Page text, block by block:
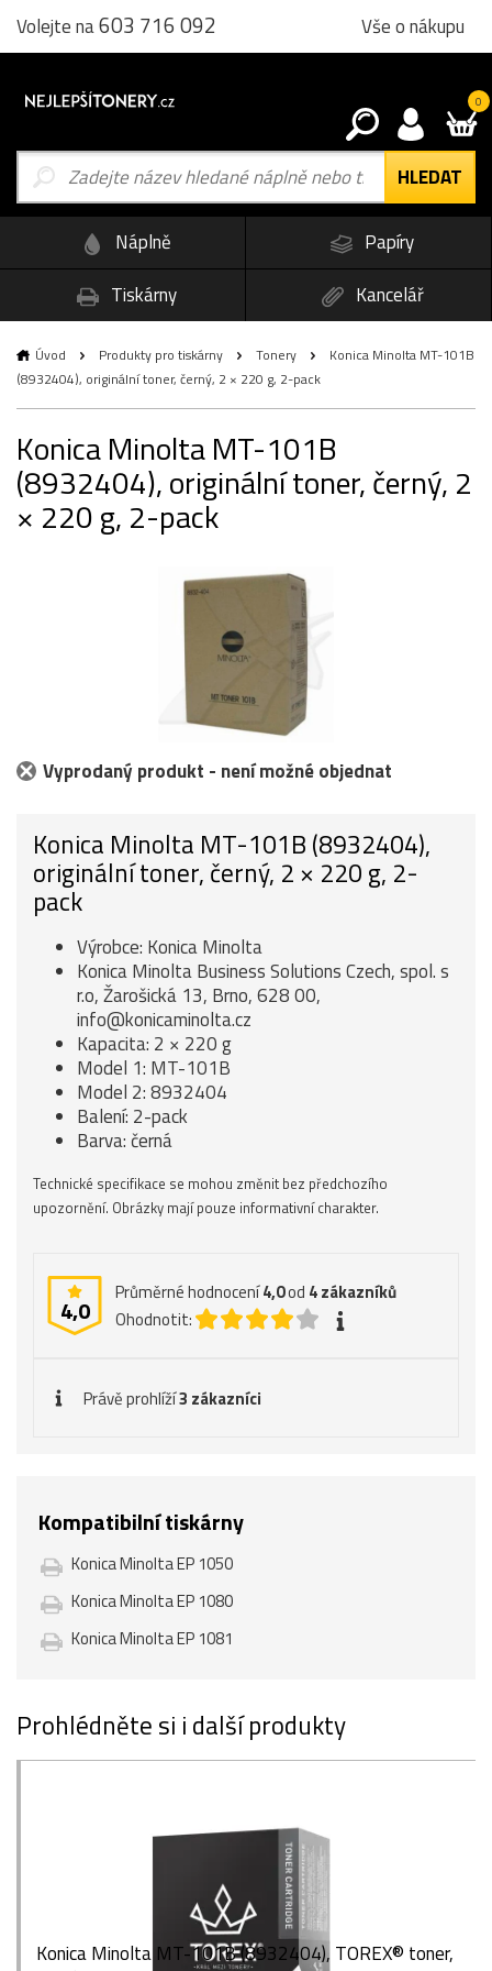
Volejte na603 716 092 Vše o nákupu
0
Náplně
Papíry
Tiskárny
Kancelář
Úvod Produkty pro tiskárny Tonery
Konica Minolta MT-101B
(8932404), originální toner, černý, 2 × 220 g, 2-pack
Konica Minolta MT-101B
(8932404), originální toner, černý, 2
× 220 g, 2-pack
Vyprodaný produkt - není možné objednat
Konica Minolta MT-101B (8932404),
originální toner, černý, 2 × 220 g, 2-
pack
Výrobce: Konica Minolta
Konica Minolta Business Solutions Czech, spol. s
r.o, Žarošická 13, Brno, 628 00,
info@konicaminolta.cz
Kapacita: 2 × 220 g
Model 1: MT-101B
Model 2: 8932404
Balení: 2-pack
Barva: černá
Technické specifikace se mohou změnit bez předchozího
upozornění. Obrázky mají pouze informativní charakter.
4,0
Průměrné hodnocení4,0od 4zákazníků
Ohodnotit:
Právě prohlíží3 zákazníci
Kompatibilní tiskárny
Konica Minolta EP 1050
Konica Minolta EP 1080
Konica Minolta EP 1081
Prohlédněte si i další produkty
Konica Minolta MT-101B (8932404), TOREX® toner,